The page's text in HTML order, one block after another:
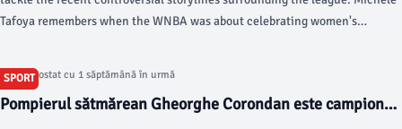
Tafoya remembers when the WNBA was about celebrating women's
SPORT
Articol postat cu 1 săptămână în urmă
Pompierul sătmărean Gheorghe Corondan este campion